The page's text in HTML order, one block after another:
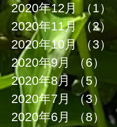
2020年12月
（1）
2020年11月 （2）
2020年10月
（3）
2020年9月
（6）
2020年8月 （5）
2020年7月 （3）
2020年6月
（8）8